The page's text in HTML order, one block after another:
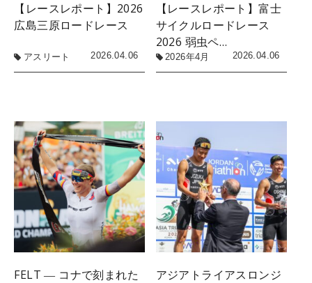
【レースレポート】2026
広島三原ロードレース
アスリート 2026.04.06
【レースレポート】富士
サイクルロードレース
2026 弱虫ペ…
2026年4月 2026.04.06
FELT ― コナで刻まれた アジアトライアスロンジ